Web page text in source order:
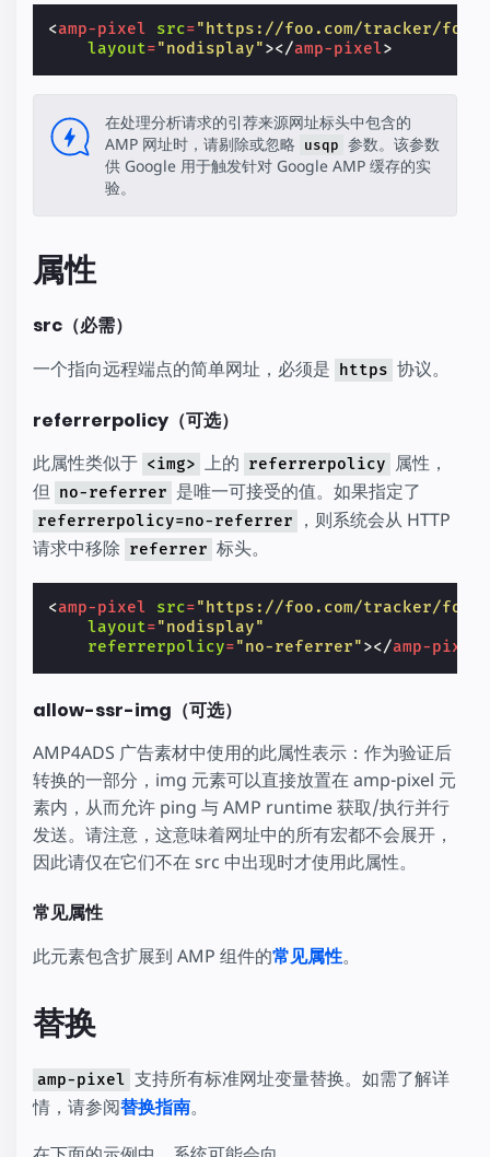
<amp-pixel src="https://foo.com/tracker/foo"
layout="nodisplay"></amp-pixel>
在处理分析请求的引荐来源网址标头中包含的
AMP 网址时，请剔除或忽略
usqp 参数。该参数
供 Google 用于触发针对 Google AMP 缓存的实
验。
属性
src（必需）
一个指向远程端点的简单网址，必须是 https 协议。
referrerpolicy（可选）
此属性类似于 <img> 上的 referrerpolicy
属性，
但
no-referrer 是唯一可接受的值。如果指定了
referrerpolicy=no-referrer
，则系统会从 HTTP
请求中移除 referrer 标头。
<amp-pixel src="https://foo.com/tracker/foo"
layout="nodisplay"
referrerpolicy="no-referrer"></amp-pixel
allow-ssr-img（可选）
AMP4ADS 广告素材中使用的此属性表示：作为验证后
转换的一部分，img 元素可以直接放置在 amp-pixel 元
素内，从而允许 ping 与 AMP runtime 获取/执行并行
发送。请注意，这意味着网址中的所有宏都不会展开，
因此请仅在它们不在 src 中出现时才使用此属性。
常见属性
此元素包含扩展到 AMP 组件的常见属性。
替换
amp-pixel 支持所有标准网址变量替换。如需了解详
情，请参阅替换指南。